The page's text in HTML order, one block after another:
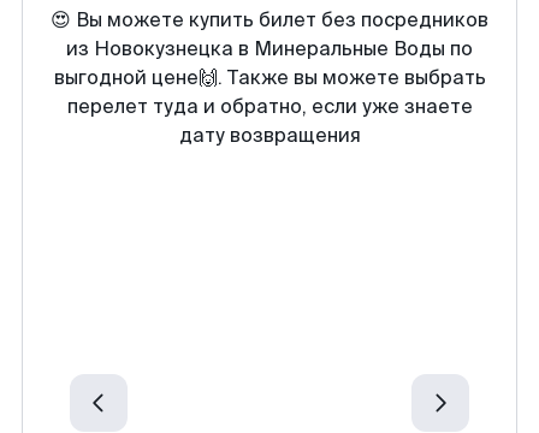
😍 Вы можете купить билет без посредников
из Новокузнецка в Минеральные Воды по
выгодной цене🙌. Также вы можете выбрать
перелет туда и обратно, если уже знаете
дату возвращения